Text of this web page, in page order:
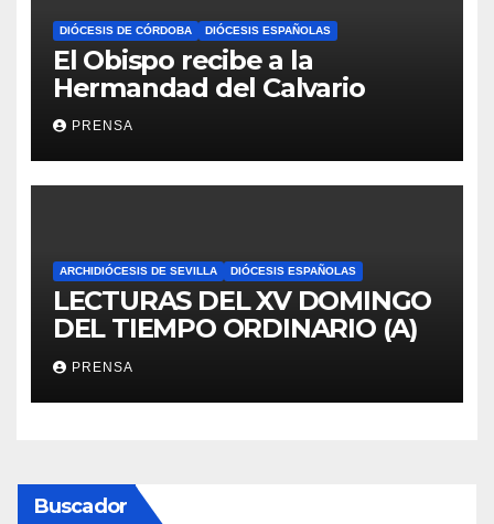
DIÓCESIS DE CÓRDOBA DIÓCESIS ESPAÑOLAS
El Obispo recibe a la
Hermandad del Calvario
PRENSA
ARCHIDIÓCESIS DE SEVILLA DIÓCESIS ESPAÑOLAS
LECTURAS DEL XV DOMINGO
DEL TIEMPO ORDINARIO (A)
PRENSA
Buscador